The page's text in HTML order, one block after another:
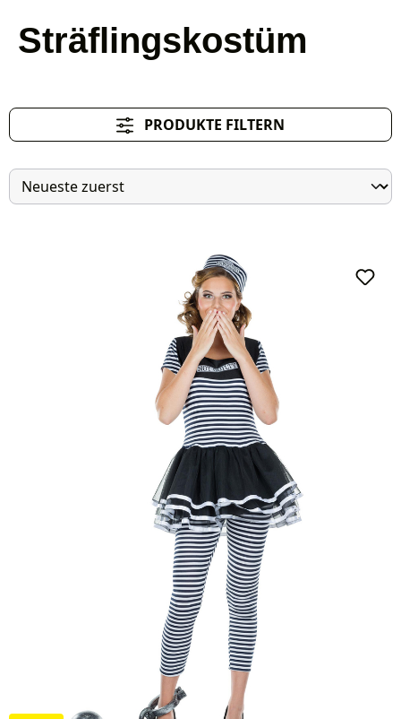
Sträflingskostüm
PRODUKTE FILTERN